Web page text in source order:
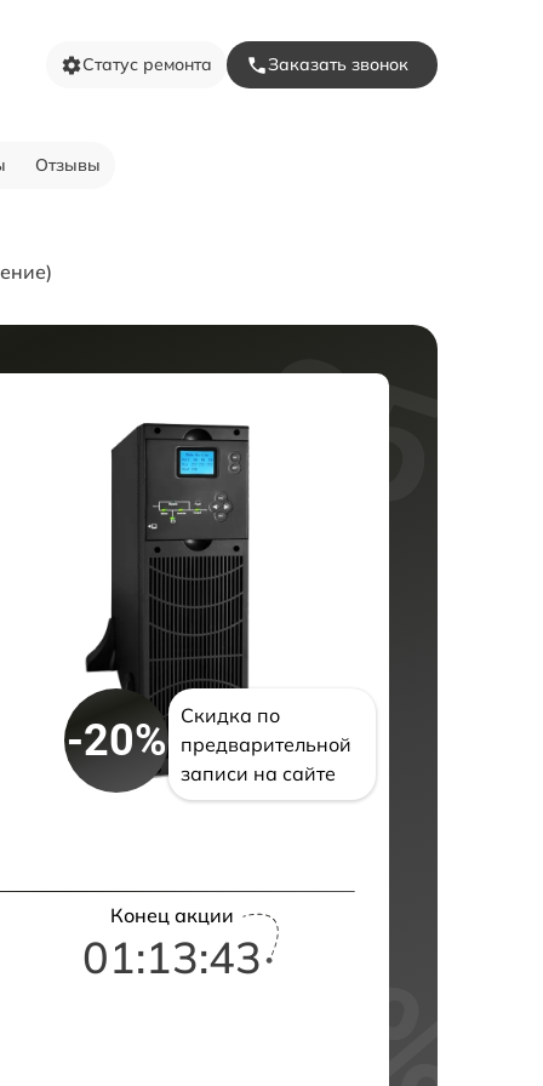
Статус ремонта Заказать звонок
Отзывы
-20%
Скидка по
предварительной
записи на сайте
Конец акции
01:13:42